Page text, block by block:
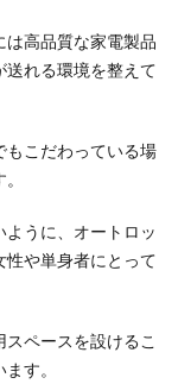
は高品質な家電製品
れる環境を整えて
もこだわっている場
うに、オートロッ
性や単身者にとって
ペースを設けるこ
す。